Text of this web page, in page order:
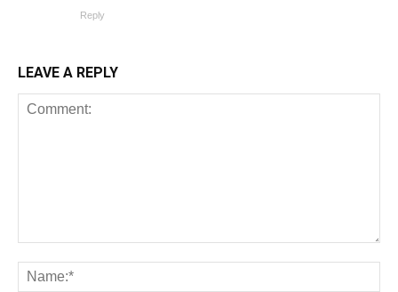
Reply
LEAVE A REPLY